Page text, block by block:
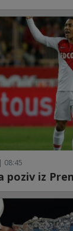
08:45
poziv iz